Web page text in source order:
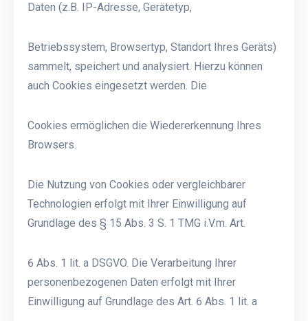
Daten (z.B. IP-Adresse, Gerätetyp,
Betriebssystem, Browsertyp, Standort Ihres Geräts)
sammelt, speichert und analysiert. Hierzu können
auch Cookies eingesetzt werden. Die
Cookies ermöglichen die Wiedererkennung Ihres
Browsers.
Die Nutzung von Cookies oder vergleichbarer
Technologien erfolgt mit Ihrer Einwilligung auf
Grundlage des § 15 Abs. 3 S. 1 TMG i.V.m. Art.
6 Abs. 1 lit. a DSGVO. Die Verarbeitung Ihrer
personenbezogenen Daten erfolgt mit Ihrer
Einwilligung auf Grundlage des Art. 6 Abs. 1 lit. a